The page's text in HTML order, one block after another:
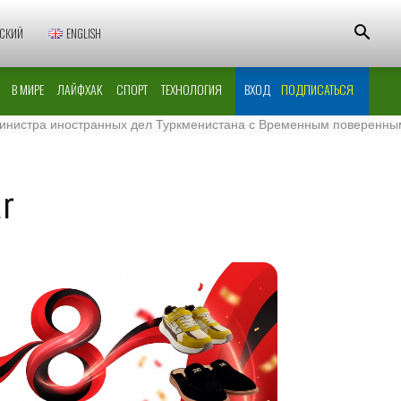
ENGLISH
В МИРЕ ЛАЙФХАК СПОРТ ТЕХНОЛОГИЯ ВХОД ПОДПИСАТЬСЯ
иностранных дел Туркменистана с Временным поверенным в